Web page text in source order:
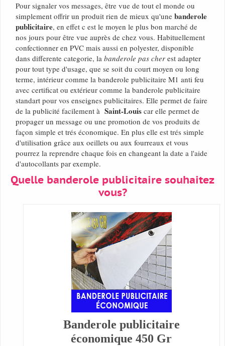
Pour signaler vos messages, être vue de tout el monde ou
simplement offrir un produit rien de mieux qu'une banderole
publicitaire, en effet c est le moyen le plus bon marché de
nos jours pour être vue auprès de chez vous. Habituellement
confectionner en PVC mais aussi en polyester, disponible
dans differente categorie, la banderole pas cher est adapter
pour tout type d'usage, que se soit du court moyen ou long
terme, intérieur comme la banderole publicitaire M1 anti feu
avec certificat ou extérieur comme la banderole publicitaire
standart pour vos enseignes publicitaires. Elle permet de faire
de la publicité facilement à Saint-Louis car elle permet de
propager un message ou une promotion de vos produits de
façon simple et trés économique. En plus elle est trés simple
d'utilisation grâce aux oeillets ou aux fourreaux et vous
pourrez la reprendre chaque fois en changeant la date a l'aide
d'autocollants par exemple.
Quelle banderole publicitaire souhaitez
vous?
Banderole publicitaire
économique 450 Gr